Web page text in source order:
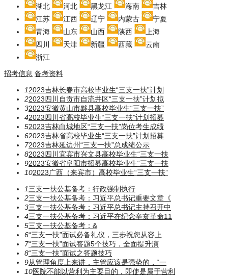
湖北
河北 黑龙江 海南
吉林
江苏
江西 辽宁 内蒙古
宁夏
青海
山东 山西 陕西
上海
四川
天津 新疆 西藏
云南
浙江
招考信息 备考资料
12023吉林长春市高校毕业生“三支一扶”计划
22023四川自贡市自流井区“三支一扶”计划拟
32023安徽黄山市黟县高校毕业生“三支一扶”
42023四川省高校毕业生“三支一扶”计划招募
52023吉林白城地区“三支一扶”岗位考生成绩
62023吉林省高校毕业生“三支一扶”计划招募
72023吉林延边州“三支一扶”总成绩公示
82023四川宜宾市兴文县高校毕业生“三支一扶
92023安徽省阜阳市招募高校毕业生“三支一扶
102023广西（来宾市）高校毕业生“三支一扶”
1三支一扶公基备考：行政强制执行
2三支一扶公基备考：习近平总书记重要文章《
3三支一扶公基备考：习近平总书记主持召开中
4三支一扶公基备考：习近平在纪念辛亥革命11
5三支一扶公基备考：​​​&
6“三支一扶”面试必备礼仪，三步祝您从容上
7“三支一扶”面试答题5个技巧，全面提升演
8“三支一扶”面试之答题技巧
9从管理角度上来讲，主管应该是强势的，“一
10医院不能以营利为主要目的，即使是属于营利